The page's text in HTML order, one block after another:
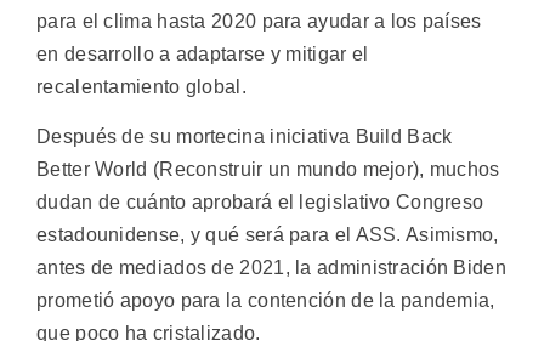
para el clima hasta 2020 para ayudar a los países
en desarrollo a adaptarse y mitigar el
recalentamiento global.
Después de su mortecina iniciativa Build Back
Better World (Reconstruir un mundo mejor), muchos
dudan de cuánto aprobará el legislativo Congreso
estadounidense, y qué será para el ASS. Asimismo,
antes de mediados de 2021, la administración Biden
prometió apoyo para la contención de la pandemia,
que poco ha cristalizado.